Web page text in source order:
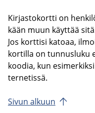
Kir­jas­to­kort­ti on
kään muun käyt­tää
Jos kort­ti­si ka­to­aa,
kor­til­la on tun­nus­lu­ku
koodia, kun
ter­ne­tis­sä.
Sivun al­kuun